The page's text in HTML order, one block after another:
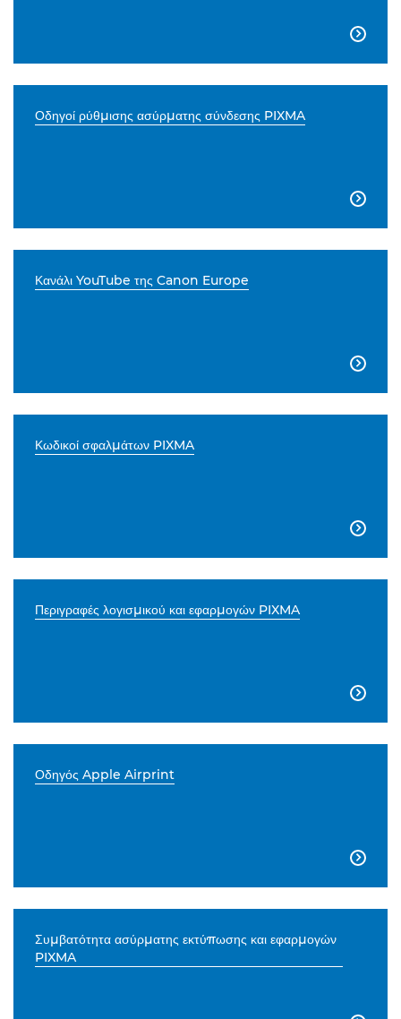

Οδηγοί ρύθμισης ασύρματης σύνδεσης PIXMA

Κανάλι YouTube της Canon Europe

Κωδικοί σφαλμάτων PIXMA

Περιγραφές λογισμικού και εφαρμογών PIXMA

Οδηγός Apple Airprint

Συμβατότητα ασύρματης εκτύπωσης και εφαρμογών
PIXMA